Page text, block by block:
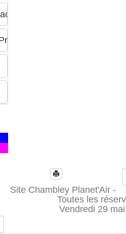
Site Chambley Planet'Air -
Toutes les
Vendredi 29